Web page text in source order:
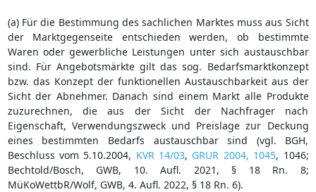
(a) Für die Bestimmung des sachlichen Marktes muss aus Sicht
der Marktgegenseite entschieden werden, ob bestimmte
Waren oder gewerbliche Leistungen unter sich austauschbar
sind. Für Angebotsmärkte gilt das sog. Bedarfsmarktkonzept
bzw. das Konzept der funktionellen Austauschbarkeit aus der
Sicht der Abnehmer. Danach sind einem Markt alle Produkte
zuzurechnen, die aus der Sicht der Nachfrager nach
Eigenschaft, Verwendungszweck und Preislage zur Deckung
eines bestimmten Bedarfs austauschbar sind (vgl. BGH,
Beschluss vom 5.10.2004, KVR 14/03, GRUR 2004, 1045, 1046;
Bechtold/Bosch, GWB, 10. Aufl. 2021, § 18 Rn. 8;
MüKoWettbR/Wolf, GWB, 4. Aufl. 2022, § 18 Rn. 6).